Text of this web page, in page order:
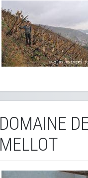
DOMAINE
MELLOT